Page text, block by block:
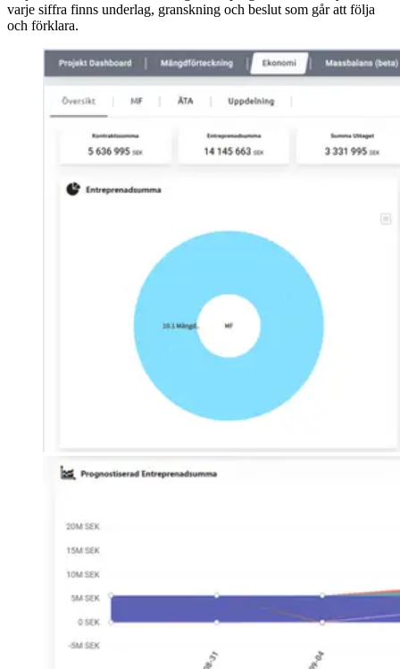
varje siffra finns underlag, granskning och beslut som går att följa
och förklara.